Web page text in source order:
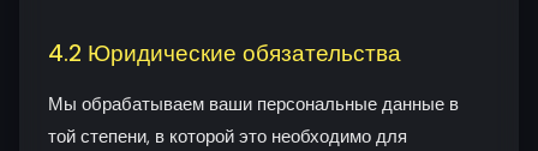
4.2 Юридические обязательства
Мы обрабатываем ваши персональные данные в
той степени, в которой это необходимо для